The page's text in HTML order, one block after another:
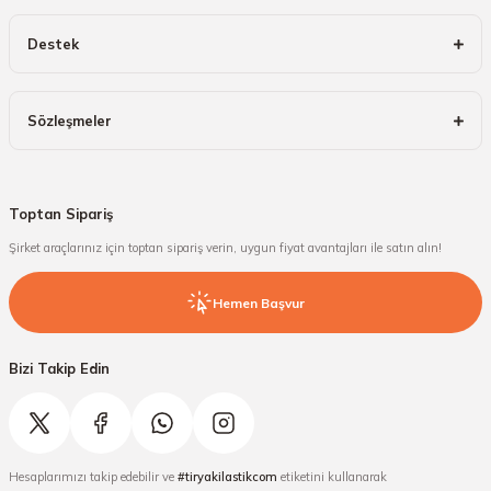
Destek
Sözleşmeler
Toptan Sipariş
Şirket araçlarınız için toptan sipariş verin, uygun fiyat avantajları ile satın alın!
Hemen Başvur
Bizi Takip Edin
Hesaplarımızı takip edebilir ve #tiryakilastikcom etiketini kullanarak